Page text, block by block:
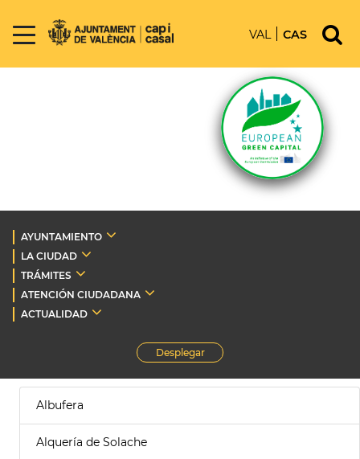
VAL CAS
AYUNTAMIENTO
LA CIUDAD
TRÁMITES
ATENCIÓN CIUDADANA
ACTUALIDAD
Desplegar
Albufera
Alquería de Solache